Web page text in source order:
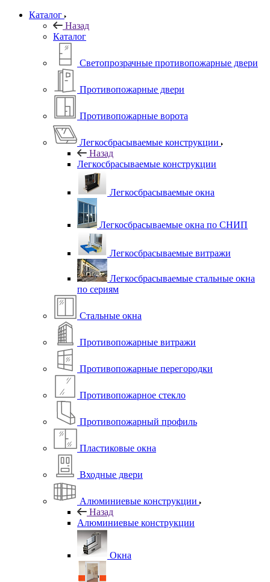
Каталог
Назад
Каталог
Светопрозрачные противопожарные двери
Противопожарные двери
Противопожарные ворота
Легкосбрасываемые конструкции
Назад
Легкосбрасываемые конструкции
Легкосбрасываемые окна
Легкосбрасываемые окна по СНИП
Легкосбрасываемые витражи
Легкосбрасываемые стальные окна
по сериям
Стальные окна
Противопожарные витражи
Противопожарные перегородки
Противопожарное стекло
Противопожарный профиль
Пластиковые окна
Входные двери
Алюминиевые конструкции
Назад
Алюминиевые конструкции
Окна